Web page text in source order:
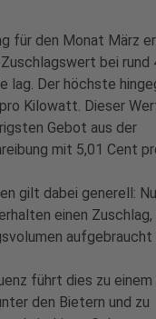
für den Monat März
bei rund
lag. Der höchste
Kilowatt. Dieser
Gebot aus der
mit 5,01 Cent
gilt dabei generell:
einen Zuschlag,
aufgebraucht
führt dies zu
den Bietern und zu